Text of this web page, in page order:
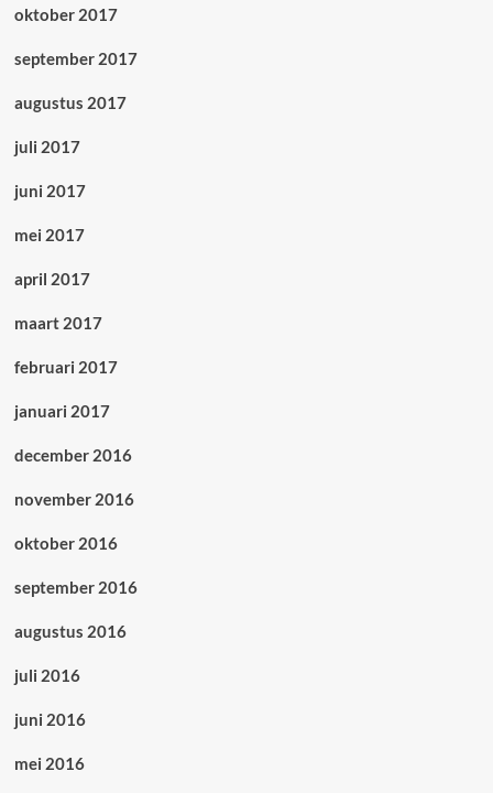
oktober 2017
september 2017
augustus 2017
juli 2017
juni 2017
mei 2017
april 2017
maart 2017
februari 2017
januari 2017
december 2016
november 2016
oktober 2016
september 2016
augustus 2016
juli 2016
juni 2016
mei 2016